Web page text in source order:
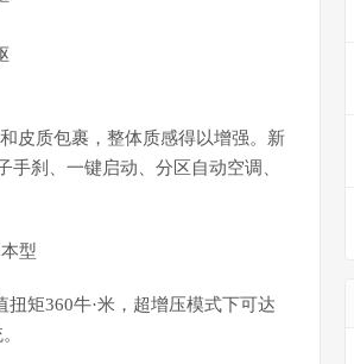
皮质包裹，整体质感得以增强。新
刹、一键启动、分区自动空调、
矩360牛·米，超增压模式下可达